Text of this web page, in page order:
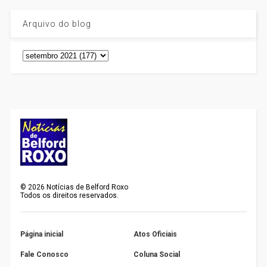
Arquivo do blog
©2026 Notícias de Belford Roxo
Todos os direitos reservados.
Página inicial Atos Oficiais
Fale Conosco Coluna Social